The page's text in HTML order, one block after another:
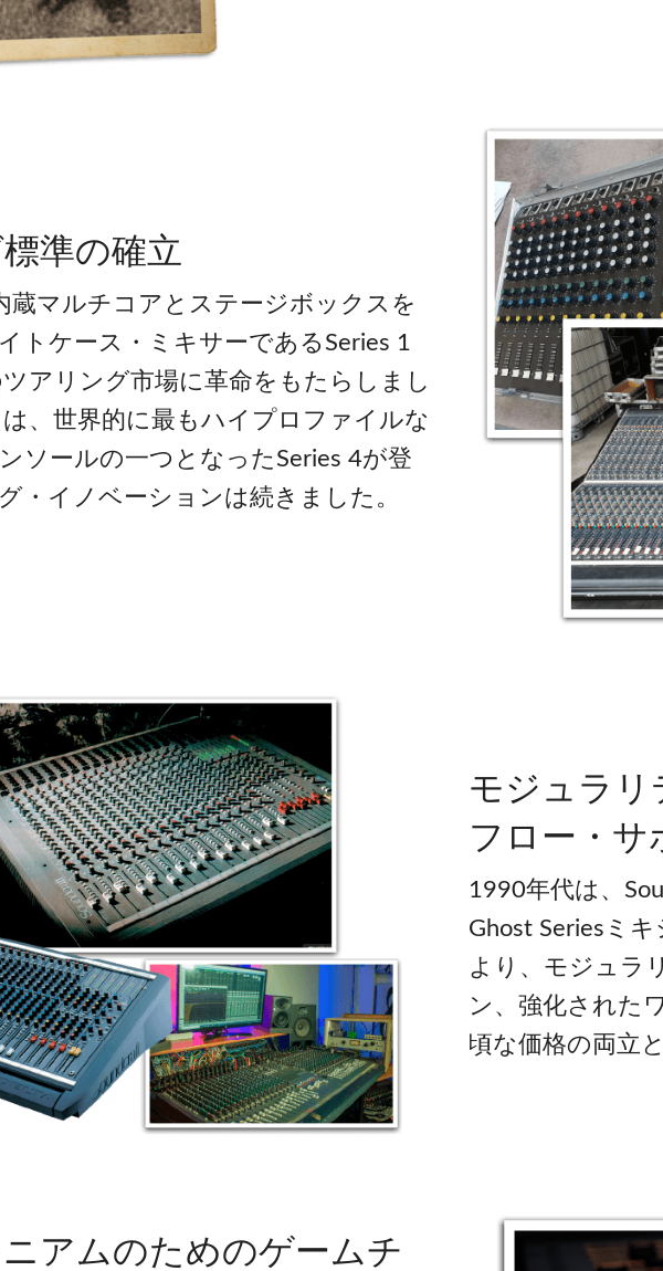
準の確立
蔵マルチコアとステージボックスを
トケース・ミキサーであるSeries 1
アリング市場に革命をもたらしまし
、世界的に最もハイプロファイルな
ソールの一つとなったSeries 4が登
・イノベーションは続きました。
モジュラリ
フロー・サ
1990年代は、
Ghost Seriesミ
より、モジュラ
ン、強化された
頃な価格の両立
アムのためのゲームチ